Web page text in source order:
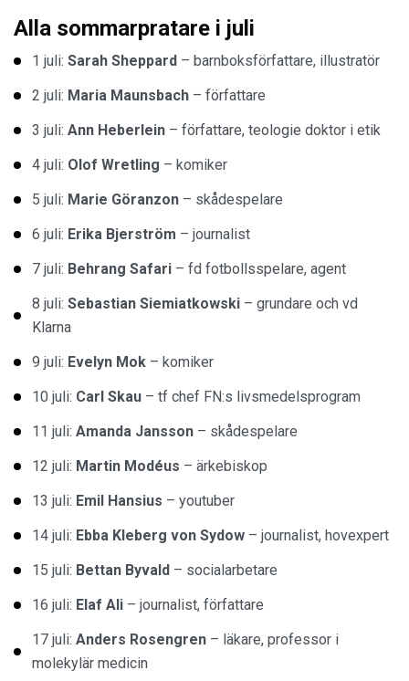
Alla sommarpratare i juli
1 juli: Sarah Sheppard – barnboksförfattare, illustratör
2 juli: Maria Maunsbach – författare
3 juli: Ann Heberlein – författare, teologie doktor i etik
4 juli: Olof Wretling – komiker
5 juli: Marie Göranzon – skådespelare
6 juli: Erika Bjerström – journalist
7 juli: Behrang Safari – fd fotbollsspelare, agent
8 juli: Sebastian Siemiatkowski – grundare och vd
Klarna
9 juli: Evelyn Mok – komiker
10 juli: Carl Skau – tf chef FN:s livsmedelsprogram
11 juli: Amanda Jansson – skådespelare
12 juli: Martin Modéus – ärkebiskop
13 juli: Emil Hansius – youtuber
14 juli: Ebba Kleberg von Sydow – journalist, hovexpert
15 juli: Bettan Byvald – socialarbetare
16 juli: Elaf Ali – journalist, författare
17 juli: Anders Rosengren – läkare, professor i
molekylär medicin